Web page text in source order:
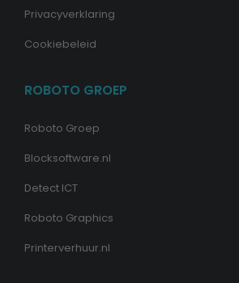
Privacyverklaring
Cookiebeleid
ROBOTO GROEP
Roboto Groep
Blocksoftware.nl
Detect ICT
Roboto Graphics
Printerverhuur.nl